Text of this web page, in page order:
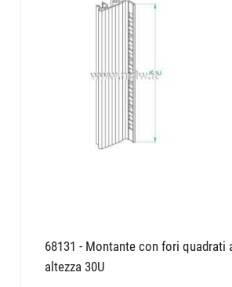
68131 - Montante con fori quadrati
altezza 30U